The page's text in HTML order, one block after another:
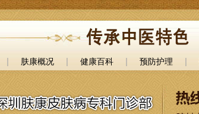
| 肤康概况 | 健康百科 | 预防护理 |